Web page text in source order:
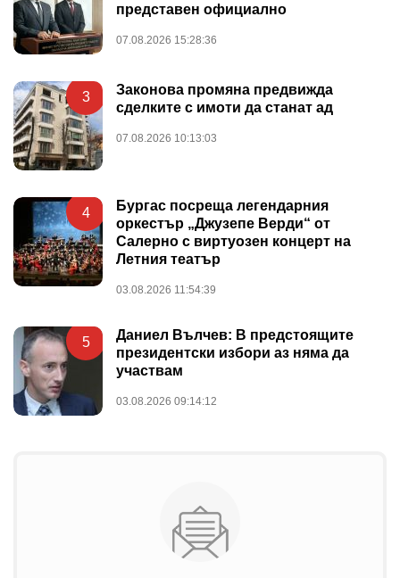
представен официално
07.08.2026 15:28:36
3
Законова промяна предвижда
сделките с имоти да станат ад
07.08.2026 10:13:03
4
Бургас посреща легендарния
оркестър „Джузепе Верди“ от
Салерно с виртуозен концерт на
Летния театър
03.08.2026 11:54:39
5
Даниел Вълчев: В предстоящите
президентски избори аз няма да
участвам
03.08.2026 09:14:12